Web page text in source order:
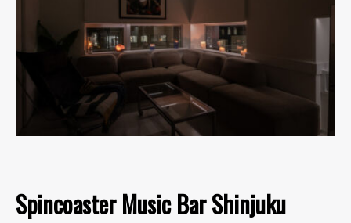
Spincoaster Music Bar Shinjuku